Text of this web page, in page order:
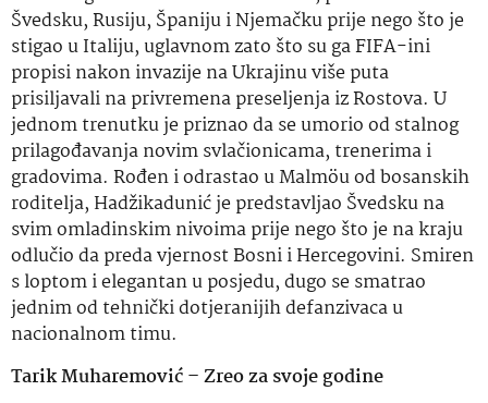
Švedsku, Rusiju, Španiju i Njemačku prije nego što je
stigao u Italiju, uglavnom zato što su ga FIFA-ini
propisi nakon invazije na Ukrajinu više puta
prisiljavali na privremena preseljenja iz Rostova. U
jednom trenutku je priznao da se umorio od stalnog
prilagođavanja novim svlačionicama, trenerima i
gradovima. Rođen i odrastao u Malmöu od bosanskih
roditelja, Hadžikadunić je predstavljao Švedsku na
svim omladinskim nivoima prije nego što je na kraju
odlučio da preda vjernost Bosni i Hercegovini. Smiren
s loptom i elegantan u posjedu, dugo se smatrao
jednim od tehnički dotjeranijih defanzivaca u
nacionalnom timu.
Tarik Muharemović – Zreo za svoje godine